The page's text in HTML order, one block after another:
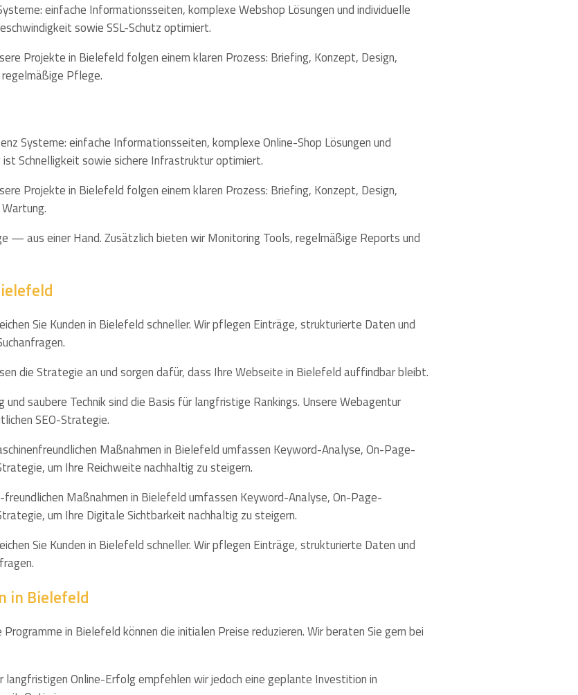
einfache Informationsseiten, komplexe Webshop Lösungen und individuelle
sowie SSL-Schutz optimiert.
Projekte in Bielefeld folgen einem klaren Prozess: Briefing, Konzept, Design,
Pflege.
Systeme: einfache Informationsseiten, komplexe Online-Shop Lösungen und
ist Schnelligkeit sowie sichere Infrastruktur optimiert.
Projekte in Bielefeld folgen einem klaren Prozess: Briefing, Konzept, Design,
— aus einer Hand. Zusätzlich bieten wir Monitoring Tools, regelmäßige Reports und
Sie Kunden in Bielefeld schneller. Wir pflegen Einträge, strukturierte Daten und
die Strategie an und sorgen dafür, dass Ihre Webseite in Bielefeld auffindbar bleibt.
saubere Technik sind die Basis für langfristige Rankings. Unsere Webagentur
SEO-Strategie.
Maßnahmen in Bielefeld umfassen Keyword-Analyse, On-Page-
um Ihre Reichweite nachhaltig zu steigern.
Maßnahmen in Bielefeld umfassen Keyword-Analyse, On-Page-
um Ihre Digitale Sichtbarkeit nachhaltig zu steigern.
Sie Kunden in Bielefeld schneller. Wir pflegen Einträge, strukturierte Daten und
in Bielefeld
in Bielefeld können die initialen Preise reduzieren. Wir beraten Sie gern bei
Online-Erfolg empfehlen wir jedoch eine geplante Investition in